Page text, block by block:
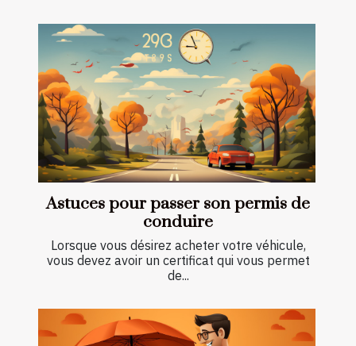
Astuces pour passer son permis de
conduire
Lorsque vous désirez acheter votre véhicule,
vous devez avoir un certificat qui vous permet
de...